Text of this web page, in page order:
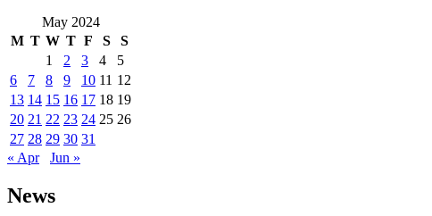
May 2024
M T W T F S
S
1
2 3 4
5
6
7 8 9 10 11 12
13 14 15 16 17 18 19
20 21 22 23 24 25 26
27 28 29 30 31
« Apr
Jun »
News